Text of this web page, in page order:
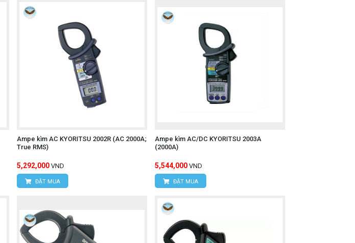
Ampe kìm AC KYORITSU 2002R (AC 2000A;
True RMS)
5,292,000 VND
ĐẶT MUA
Ampe kìm AC/DC KYORITSU 2003A
(2000A)
5,544,000 VND
ĐẶT MUA